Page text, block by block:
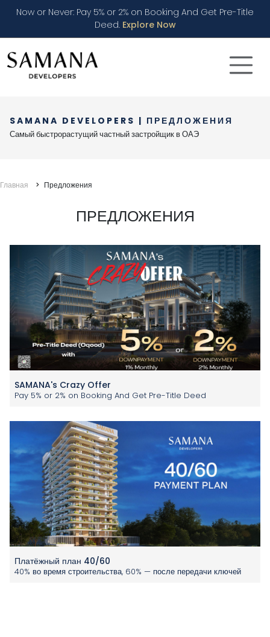
Now or Never: Pay 5% or 2% on Booking And Get Pre-Title
Deed. Explore Now
SAMANA DEVELOPERS | ПРЕДЛОЖЕНИЯ
Самый быстрорастущий частный застройщик в ОАЭ
Главная Предложения
SAMANA's Offers
ПРЕДЛОЖЕНИЯ
SAMANA's Crazy Offer
Pay 5% or 2% on Booking And Get Pre-Title Deed
Платёжный план 40/60
40% во время строительства, 60% — после передачи ключей